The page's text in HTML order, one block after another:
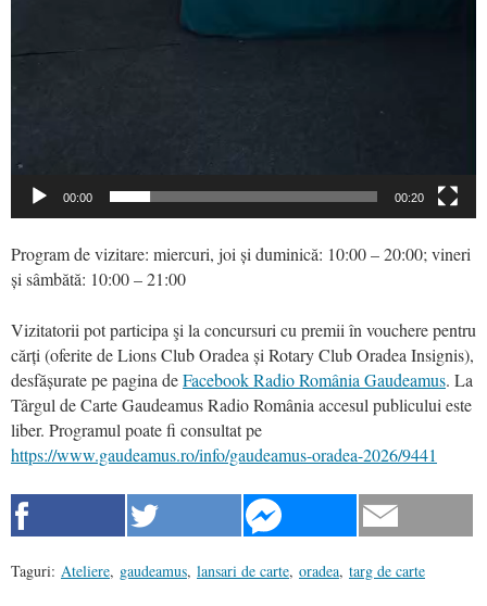
00:00 00:20
Program de vizitare: miercuri, joi și duminică: 10:00 – 20:00; vineri
și sâmbătă: 10:00 – 21:00
Vizitatorii pot participa şi la concursuri cu premii în vouchere pentru
cărți (oferite de Lions Club Oradea și Rotary Club Oradea Insignis),
desfășurate pe pagina deFacebook Radio România Gaudeamus. La
Târgul de Carte Gaudeamus Radio România accesul publicului este
liber. Programul poate fi consultat pe
https://www.gaudeamus.ro/info/gaudeamus-oradea-2026/9441
Taguri: Ateliere, gaudeamus, lansari de carte, oradea, targ de carte